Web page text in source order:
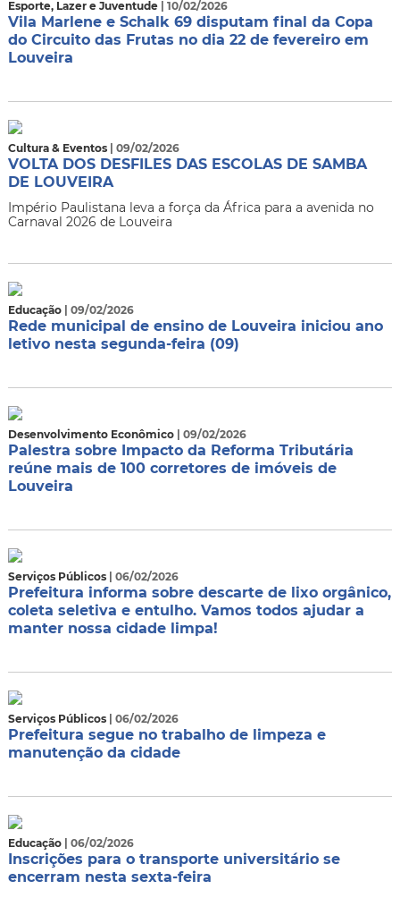
Esporte, Lazer e Juventude | 10/02/2026
Vila Marlene e Schalk 69 disputam final da Copa
do Circuito das Frutas no dia 22 de fevereiro em
Louveira
Cultura & Eventos | 09/02/2026
VOLTA DOS DESFILES DAS ESCOLAS DE SAMBA
DE LOUVEIRA
Império Paulistana leva a força da África para a avenida no
Carnaval 2026 de Louveira
Educação | 09/02/2026
Rede municipal de ensino de Louveira iniciou ano
letivo nesta segunda-feira (09)
Desenvolvimento Econômico | 09/02/2026
Palestra sobre Impacto da Reforma Tributária
reúne mais de 100 corretores de imóveis de
Louveira
Serviços Públicos | 06/02/2026
Prefeitura informa sobre descarte de lixo orgânico,
coleta seletiva e entulho. Vamos todos ajudar a
manter nossa cidade limpa!
Serviços Públicos | 06/02/2026
Prefeitura segue no trabalho de limpeza e
manutenção da cidade
Educação | 06/02/2026
Inscrições para o transporte universitário se
encerram nesta sexta-feira